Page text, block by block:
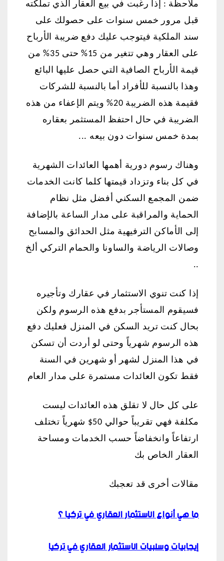
ملاحظة : إذا رغبت في بيع العقار الذي تملكته
قبل مرور خمس سنوات على حصولك على
سند الملكية فيتوجب عليك دفع ضريبة الأرباح
على العقار وهي تتغير من 15% حتى 35% من
قيمة الأرباح الصافية التي حصل عليها البائع
وهذا بالنسبة للأفراد أما بالنسبة للشركات
فقيمة هذه الضريبة 20% ويتم الإعفاء من هذه
الضريبة في حال احتفظ المستثمر بعقاره
بمدة خمس سنوات دون بيعه ...
وهناك رسوم دورية أهمها العائدات الشهرية
في كل بناء وتزداد قيمتها كلما كانت الخدمات
ضمن المجمع السكني أفضل مثل نظام
الحماية والمراقبة على مدار الساعة بالإضافة
إلى الأماكن الترفيهية مثل الحدائق والمسابح
وصالات الرياضة والساونا والحمام التركي ألخ
..
إذا كنت تنوي الاستثمار في عقارك وتأجيره
فسيقوم المستأجر بدفع هذه الرسوم ولكن
بحال كنت تريد السكن في المنزل فعليك دفع
هذه الرسوم شهرياً وحتى لو أردت أن تسكن
في هذا المنزل لشهر أو شهرين في السنة
فقط تكون العائدات مستمرة على مدار العام
على كل حال لا تقلق هذه العائدات ليست
مكلفة فهي تقريباً حوالي 50$ شهرياً تختلف
ارتفاعاً وانخفاضاً حسب الخدمات ومساحة
العقار الخاص بك
مقالات أخرى قد تعجبك
ما هي أنواع الاستثمار العقاري في تركيا ؟
إيجابيات وسلبيات الاستثمار العقاري في تركيا